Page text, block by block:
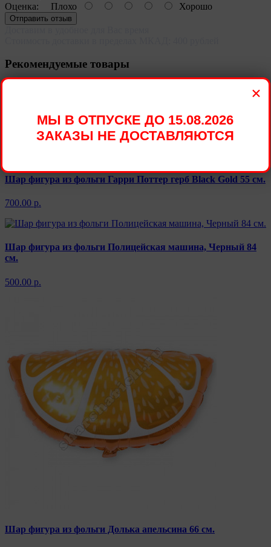
Оценка: Плохо Хорошо
Отправить отзыв
Рекомендуемые товары
900.00 р.
Шар фигура из фольги Гарри Поттер герб Black Gold 55 см.
700.00 р.
Шар фигура из фольги Полицейская машина, Черный 84
см.
500.00 р.
Шар фигура из фольги Долька апельсина 66 см.
×
МЫ В ОТПУСКЕ ДО 15.08.2026
ЗАКАЗЫ НЕ ДОСТАВЛЯЮТСЯ